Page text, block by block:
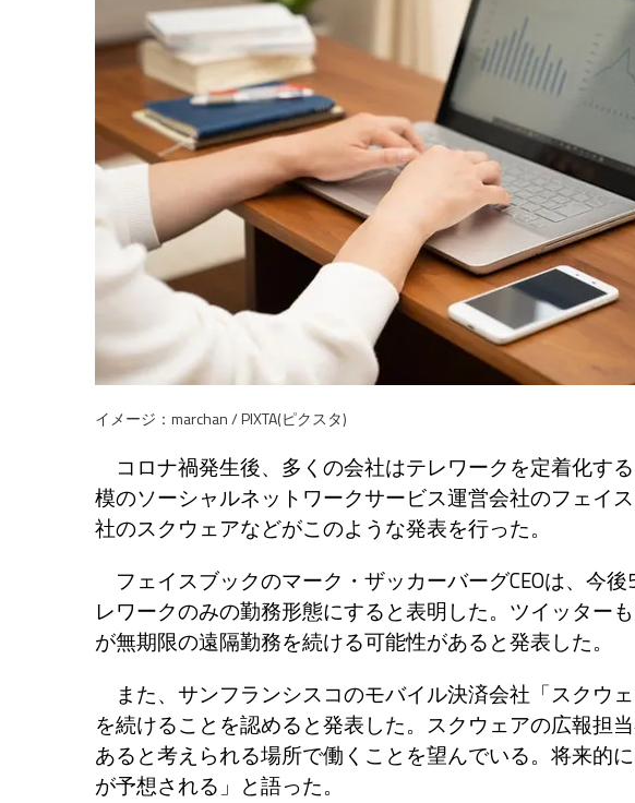
イメージ：marchan / PIXTA(ピクスタ)
コロナ禍発生後、多くの会社はテレワークを定着化す
模のソーシャルネットワークサービス運営会社のフェイ
社のスクウェアなどがこのような発表を行った。
フェイスブックのマーク・ザッカーバーグCEOは、今
レワークのみの勤務形態にすると表明した。ツイッター
が無期限の遠隔勤務を続ける可能性があると発表した。
また、サンフランシスコのモバイル決済会社「スクウ
を続けることを認めると発表した。スクウェアの広報担
あると考えられる場所で働くことを望んでいる。将来的
が予想される」と語った。